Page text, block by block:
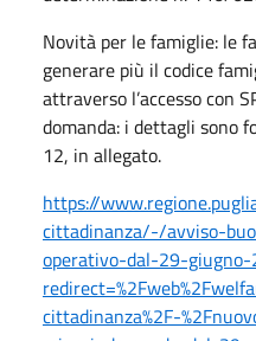
Novità per le famiglie: le
generare più il codice
attraverso l’accesso con
domanda: i dettagli sono
12, in allegato.
https://
cittadinanza/-/avviso-
operativo-dal-29-giugno-
cittadinanza%2F-